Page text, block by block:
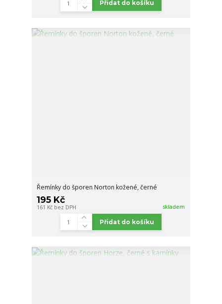
Přidat do košíku
Řemínky do šporen Norton kožené, černé
195 Kč
161 Kč bez DPH skladem
Přidat do košíku